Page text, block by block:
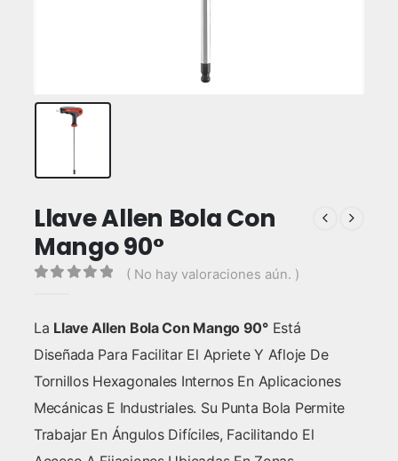
Llave Allen Bola Con
Mango 90°
( No hay valoraciones aún. )
La Llave Allen Bola Con Mango 90°Está
Diseñada Para Facilitar El Apriete Y Afloje De
Tornillos Hexagonales Internos En Aplicaciones
Mecánicas E Industriales. Su Punta Bola Permite
Trabajar En Ángulos Difíciles, Facilitando El